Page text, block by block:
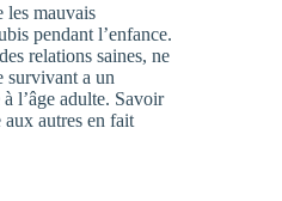
les mauvais
pendant l’enfance.
relations saines, ne
survivant a un
l’âge adulte. Savoir
autres en fait